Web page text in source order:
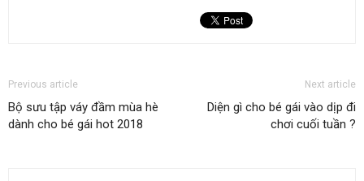
Previous article
Bộ sưu tập váy đầm mùa hè
dành cho bé gái hot 2018
Next article
Diện gì cho bé gái vào dịp đi
chơi cuối tuần ?